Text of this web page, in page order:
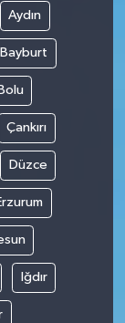
Aydın
Bayburt
Bolu
Çankırı
Düzce
Iğdır